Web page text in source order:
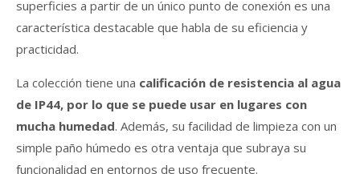
superficies a partir de un único punto de conexión es una
característica destacable que habla de su eficiencia y
practicidad.
La colección tiene una calificación de resistencia al agua
de IP44, por lo que se puede usar en lugares con
mucha humedad. Además, su facilidad de limpieza con un
simple paño húmedo es otra ventaja que subraya su
funcionalidad en entornos de uso frecuente.